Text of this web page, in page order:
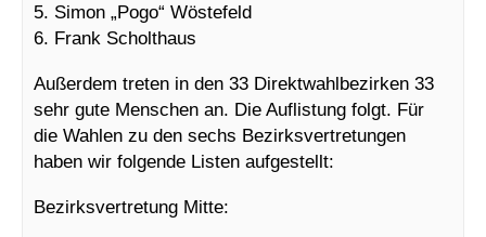
5. Simon „Pogo“ Wöstefeld
6. Frank Scholthaus
Außerdem treten in den 33 Direktwahlbezirken 33
sehr gute Menschen an. Die Auflistung folgt. Für
die Wahlen zu den sechs Bezirksvertretungen
haben wir folgende Listen aufgestellt:
Bezirksvertretung Mitte: